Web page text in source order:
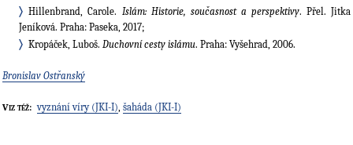
Hillenbrand, Carole. Islám: Historie, současnost a perspektivy. Přel. Jitka
Jeníková. Praha: Paseka, 2017;
Kropáček, Luboš. Duchovní cesty islámu. Praha: Vyšehrad, 2006.
Bronislav Ostřanský
Viz též: vyznání víry (JKI-I) šaháda (JKI-I)